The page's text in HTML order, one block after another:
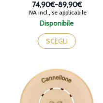
Disponibile
74,90€-89,90€
Fascia
di
da
74,90€
IVA incl., se applicabile
SCEGLI
Questo
prodotto
ha
varianti.
Le
opzioni
possono